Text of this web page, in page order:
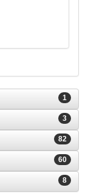
1
3
82
60
8